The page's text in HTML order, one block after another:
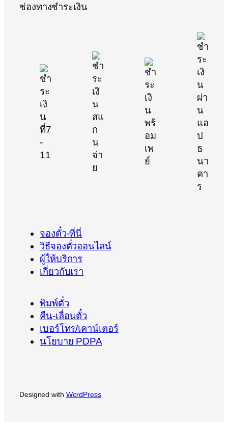
ช่องทางชำระเงิน
จองตั๋ว-ที่นี่
วิธีจองตั๋วออนไลน์
ผู้ให้บริการ
เกี่ยวกับเรา
พิมพ์ตั๋ว
คืน-เลื่อนตั๋ว
เบอร์โทร/เคาน์เตอร์
นโยบาย PDPA
Designed with WordPress